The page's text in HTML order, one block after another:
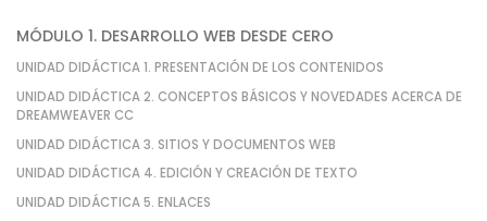
MÓDULO 1. DESARROLLO WEB DESDE CERO
UNIDAD DIDÁCTICA 1. PRESENTACIÓN DE LOS CONTENIDOS
UNIDAD DIDÁCTICA 2. CONCEPTOS BÁSICOS Y NOVEDADES ACERCA DE
DREAMWEAVER CC
UNIDAD DIDÁCTICA 3. SITIOS Y DOCUMENTOS WEB
UNIDAD DIDÁCTICA 4. EDICIÓN Y CREACIÓN DE TEXTO
UNIDAD DIDÁCTICA 5. ENLACES